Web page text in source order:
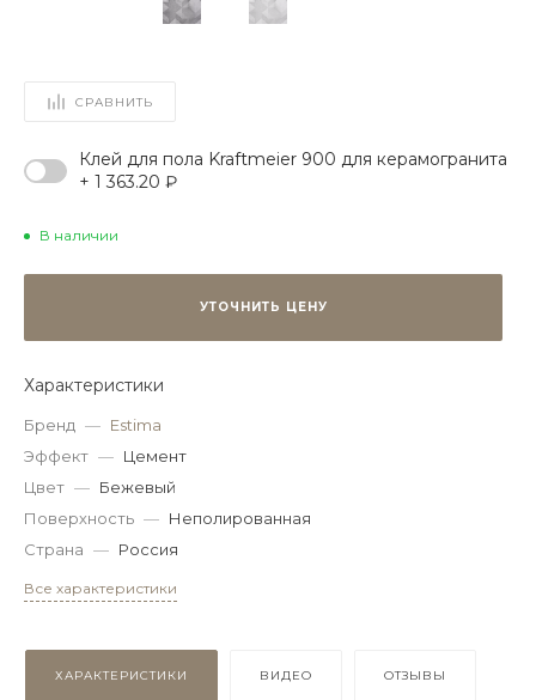
СРАВНИТЬ
Клей для пола Kraftmeier 900 для керамогранита
+ 1 363.20 ₽
В наличии
УТОЧНИТЬ ЦЕНУ
Характеристики
Бренд — Estima
Эффект — Цемент
Цвет — Бежевый
Поверхность — Неполированная
Страна — Россия
Все характеристики
ХАРАКТЕРИСТИКИ ВИДЕО ОТЗЫВЫ